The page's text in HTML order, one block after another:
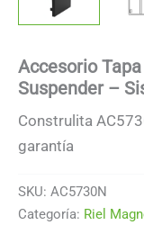
Accesorio
Suspender –
Construlita
garantía
SKU: AC5730N
Categoría: Riel